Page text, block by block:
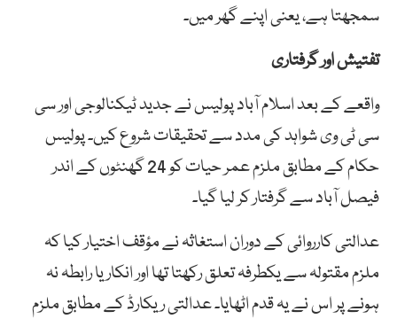
سمجھتا ہے، یعنی اپنے گھر میں۔
تفتیش اور گرفتاری
واقعے کے بعد اسلام آباد پولیس نے جدید ٹیکنالوجی اور سی
سی ٹی وی شواہد کی مدد سے تحقیقات شروع کیں۔ پولیس
حکام کے مطابق ملزم عمر حیات کو 24 گھنٹوں کے اندر
فیصل آباد سے گرفتار کر لیا گیا۔
عدالتی کارروائی کے دوران استغاثہ نے مؤقف اختیار کیا کہ
ملزم مقتولہ سے یکطرفہ تعلق رکھتا تھا اور انکار یا رابطہ نہ
ہونے پر اس نے یہ قدم اٹھایا۔ عدالتی ریکارڈ کے مطابق ملزم